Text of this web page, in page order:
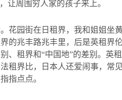
让周围穷人家的孩子来上。
花园街在日租界，我和姐姐坐
的兆丰路兆丰里，后是英租界
、租界和“中国地”的差别。英
租界比，日本人还爱闹事，常
指点点。